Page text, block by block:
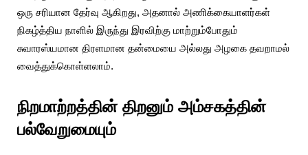
ஒரு சரியான தேர்வு ஆகிறது, அதனால் அணிக்கையாளர்கள்
நிகழ்த்திய நாளில் இருந்து இரவிற்கு மாற்றும்போதும்
சுவாரஸ்யமான திரளமான தன்மையை அல்லது அழகை தவறாமல்
வைத்துக்கொள்ளலாம்.
நிறமாற்றத்தின் திறனும் அம்சகத்தின்
பல்வேறுமையும்